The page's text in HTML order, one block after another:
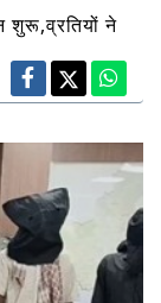
शुरू,व्रतियों ने